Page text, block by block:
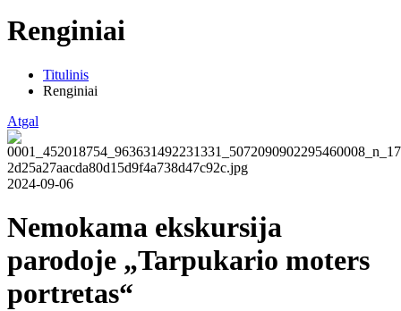
Renginiai
Titulinis
Renginiai
Atgal
2024-09-06
Nemokama ekskursija
parodoje „Tarpukario moters
portretas“